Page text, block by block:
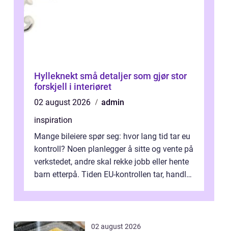
Hylleknekt små detaljer som gjør stor
forskjell i interiøret
02 august 2026
admin
inspiration
Mange bileiere spør seg: hvor lang tid tar eu
kontroll? Noen planlegger å sitte og vente på
verkstedet, andre skal rekke jobb eller hente
barn etterpå. Tiden EU-kontrollen tar, handler
02 august 2026